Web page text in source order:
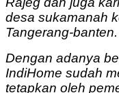
desa sukamanah
Tangerang-banten.
Dengan adanya
IndiHome sudah
tetapkan oleh